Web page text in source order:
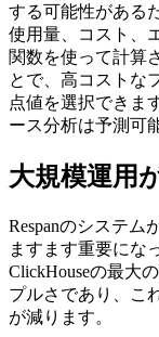
する可能性がある
使用量、コスト、
関数を使って計算
とで、高コストな
点値を選択できま
ース分析は予測可
大規模運用
Respanのシステム
ますます重要にな
ClickHouseの最大
プルさであり、こ
が減ります。